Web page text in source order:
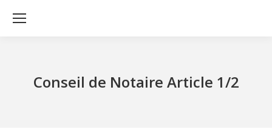
Conseil de Notaire Article 1/2